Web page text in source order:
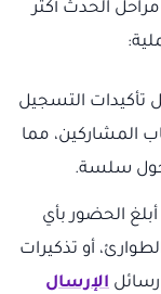
الحدث أكثر
تأكيدات التسجيل
المشاركين، مما
دخول سلسة.
أبلغ الحضور بأي
أو تذكيرات
الإرسال